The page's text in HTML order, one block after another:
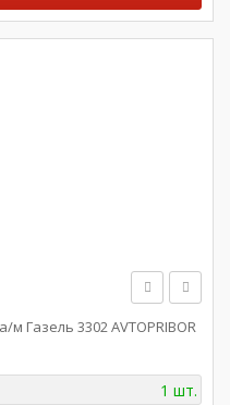
Газель 3302 AVTOPRIBOR
1 шт.